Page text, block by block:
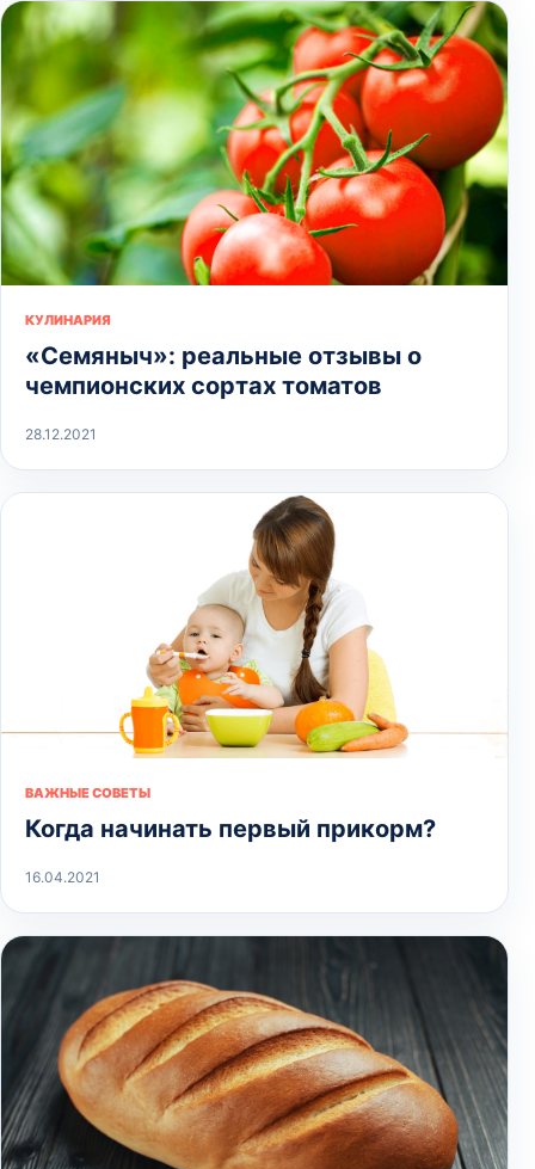
КУЛИНАРИЯ
«Семяныч»: реальные отзывы о
чемпионских сортах томатов
28.12.2021
ВАЖНЫЕ СОВЕТЫ
Когда начинать первый прикорм?
16.04.2021